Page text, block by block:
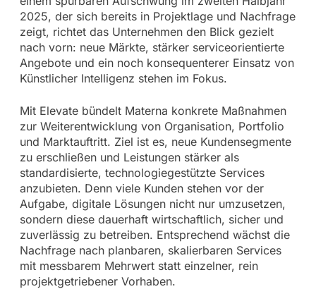
2025, der sich bereits in Projektlage und Nachfrage
zeigt, richtet das Unternehmen den Blick gezielt
nach vorn: neue Märkte, stärker serviceorientierte
Angebote und ein noch konsequenterer Einsatz von
Künstlicher Intelligenz stehen im Fokus.
Mit Elevate bündelt Materna konkrete Maßnahmen
zur Weiterentwicklung von Organisation, Portfolio
und Marktauftritt. Ziel ist es, neue Kundensegmente
zu erschließen und Leistungen stärker als
standardisierte, technologiegestützte Services
anzubieten. Denn viele Kunden stehen vor der
Aufgabe, digitale Lösungen nicht nur umzusetzen,
sondern diese dauerhaft wirtschaftlich, sicher und
zuverlässig zu betreiben. Entsprechend wächst die
Nachfrage nach planbaren, skalierbaren Services
mit messbarem Mehrwert statt einzelner, rein
projektgetriebener Vorhaben.